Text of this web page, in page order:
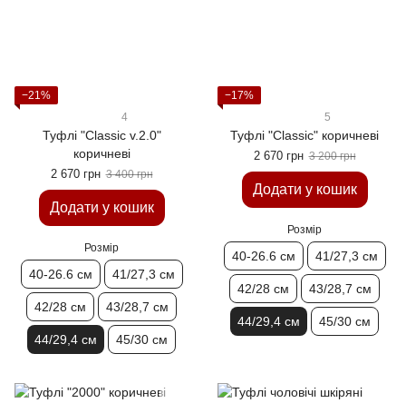
−21%
4
Туфлі "Classic v.2.0"
коричневі
2 670 грн 3 400 грн
Додати у кошик
Розмір
40-26.6 см 41/27,3 см
42/28 см 43/28,7 см
44/29,4 см 45/30 см
−17%
5
Туфлi "Classic" коричневі
2 670 грн 3 200 грн
Додати у кошик
Розмір
40-26.6 см 41/27,3 см
42/28 см 43/28,7 см
44/29,4 см 45/30 см